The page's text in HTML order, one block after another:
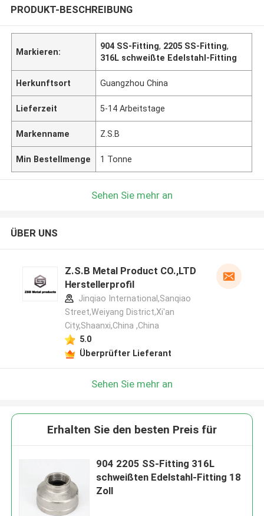
PRODUKT-BESCHREIBUNG
Markieren:
904 SS-Fitting, 2205 SS-Fitting,
316L schweißte Edelstahl-Fitting
Herkunftsort Guangzhou China
Lieferzeit 5-14 Arbeitstage
Markenname Z.S.B
Min Bestellmenge 1 Tonne
Sehen Sie mehr an
ÜBER UNS
Z.S.B Metal Product CO.,LTD
Herstellerprofil
Jinqiao International,Sanqiao
Street,Weiyang District,Xi'an
City,Shaanxi,China ,China
5.0
Überprüfter Lieferant
Sehen Sie mehr an
Erhalten Sie den besten Preis für
904 2205 SS-Fitting 316L
schweißten Edelstahl-Fitting 18
Zoll